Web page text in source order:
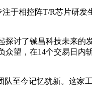
于相控阵T/R芯片研
讨了铖昌科技未来
望，在14个交易日内
至今记忆犹新。这家